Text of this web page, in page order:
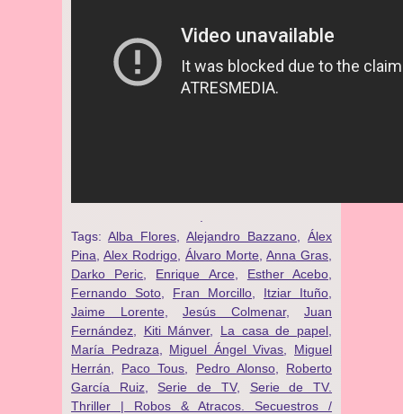
Tags: Alba Flores Alejandro Bazzano
Álex
Pina Alex Rodrigo Álvaro Morte Anna Gras
Darko Peric
Enrique Arce, Esther Acebo
Fernando Soto
Fran Morcillo Itziar Ituño
Jaime Lorente, Jesús Colmenar, Juan
Fernández
Kiti Mánver, La casa de papel
María Pedraza
Miguel Ángel Vivas
Miguel
Herrán
Paco Tous Pedro Alonso, Roberto
García Ruiz, Serie de TV, Serie de TV.
Thriller | Robos & Atracos. Secuestros /